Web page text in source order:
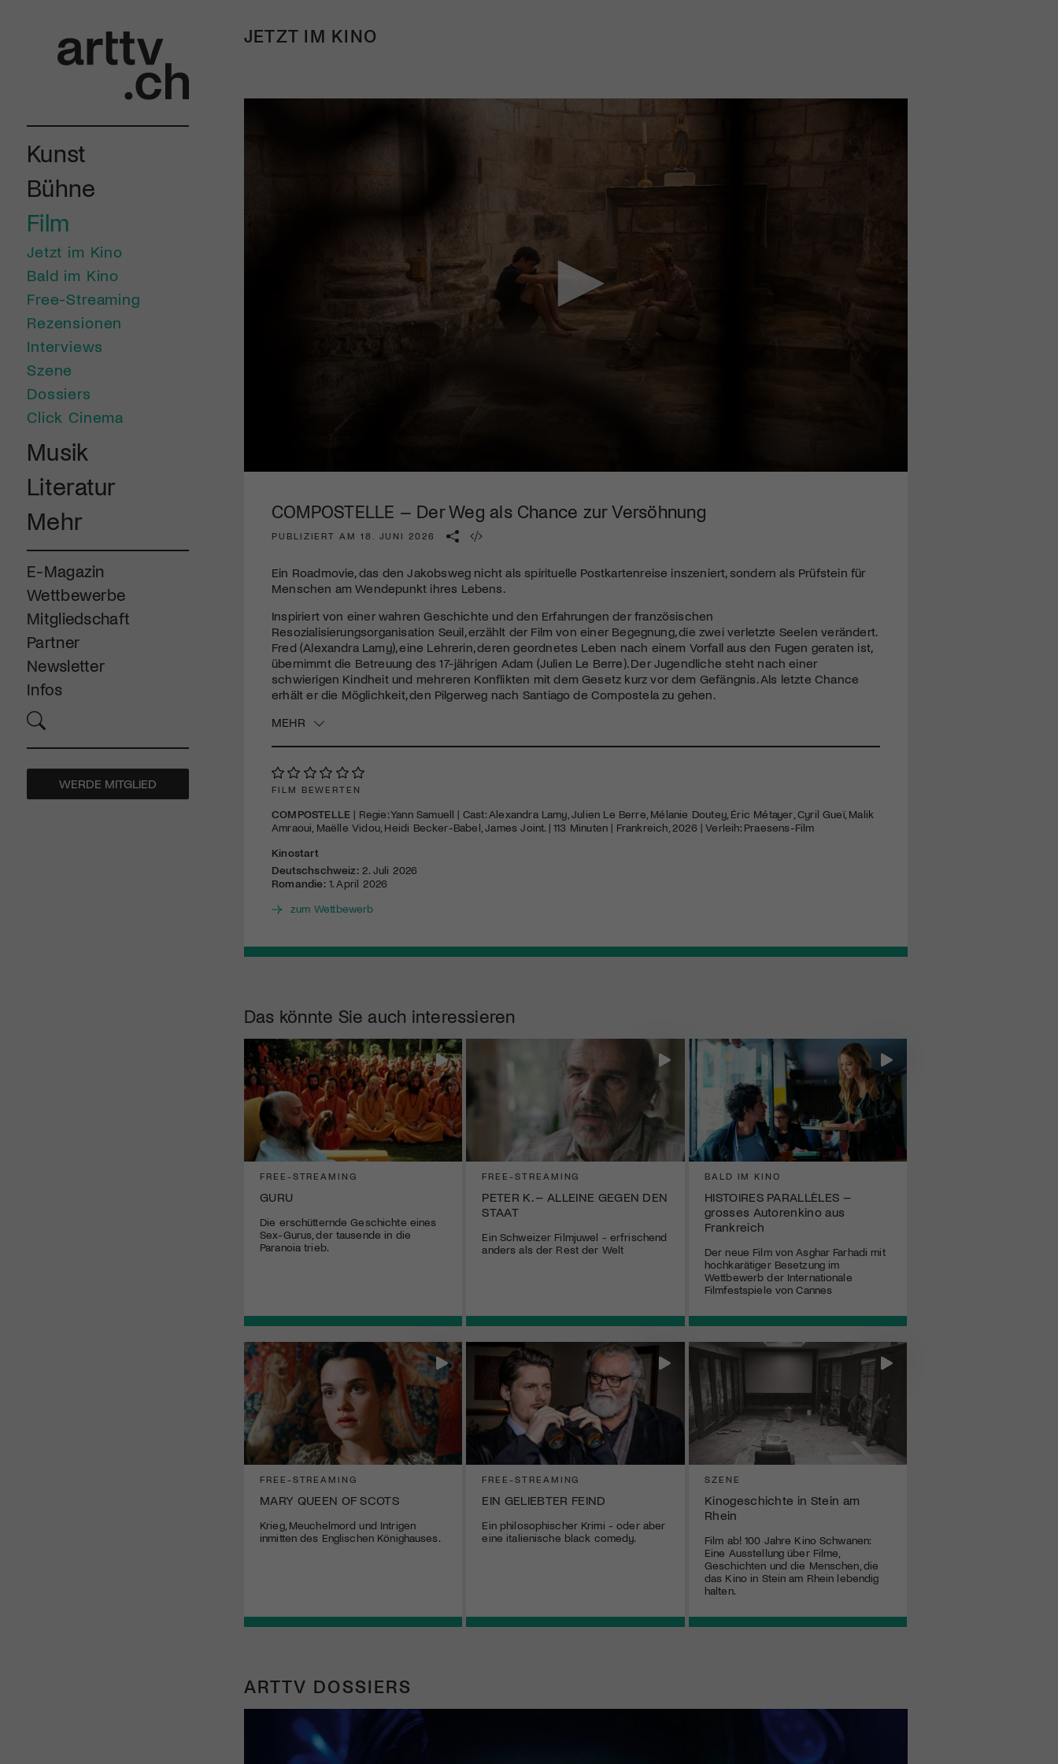
Kunst
Bühne
Film
Jetzt im Kino
Bald im Kino
Free-Streaming
Rezensionen
Interviews
Szene
Dossiers
Click Cinema
Musik
Literatur
Mehr
E-Magazin
Wettbewerbe
Mitgliedschaft
Partner
Newsletter
Infos
WERDE MITGLIED
JETZT IM KINO
Volume
COMPOSTELLE – Der Weg als Chance zur Versöhnung
PUBLIZIERT AM 18. JUNI 2026
Ein Roadmovie, das den Jakobsweg nicht als spirituelle Postkartenreise inszeniert, sondern als Prüfstein für
Menschen am Wendepunkt ihres Lebens.
Inspiriert von einer wahren Geschichte und den Erfahrungen der französischen
Resozialisierungsorganisation Seuil, erzählt der Film von einer Begegnung, die zwei verletzte Seelen verändert.
Fred (Alexandra Lamy), eine Lehrerin, deren geordnetes Leben nach einem Vorfall aus den Fugen geraten ist,
übernimmt die Betreuung des 17-jährigen Adam (Julien Le Berre). Der Jugendliche steht nach einer
schwierigen Kindheit und mehreren Konflikten mit dem Gesetz kurz vor dem Gefängnis. Als letzte Chance
erhält er die Möglichkeit, den Pilgerweg nach Santiago de Compostela zu gehen.
MEHR
FILM BEWERTEN
COMPOSTELLE | Regie: Yann Samuell | Cast: Alexandra Lamy, Julien Le Berre, Mélanie Doutey, Éric Métayer, Cyril Gueï, Malik
Amraoui, Maëlle Vidou, Heidi Becker-Babel, James Joint. | 113 Minuten | Frankreich, 2026 | Verleih: Praesens-Film
Kinostart
Deutschschweiz:2. Juli 2026
Romandie:1. April 2026
zum Wettbewerb
Das könnte Sie auch interessieren
FREE-STREAMING
GURU
Die erschütternde Geschichte eines
Sex-Gurus, der tausende in die
Paranoia trieb.
FREE-STREAMING
PETER K. – ALLEINE GEGEN DEN
STAAT
Ein Schweizer Filmjuwel - erfrischend
anders als der Rest der Welt
BALD IM KINO
HISTOIRES PARALLÈLES –
grosses Autorenkino aus
Frankreich
Der neue Film von Asghar Farhadi mit
hochkarätiger Besetzung im
Wettbewerb der Internationale
Filmfestspiele von Cannes
FREE-STREAMING
MARY QUEEN OF SCOTS
Krieg, Meuchelmord und Intrigen
inmitten des Englischen Könighauses.
FREE-STREAMING
EIN GELIEBTER FEIND
Ein philosophischer Krimi - oder aber
eine italienische black comedy.
SZENE
Kinogeschichte in Stein am
Rhein
Film ab! 100 Jahre Kino Schwanen:
Eine Ausstellung über Filme,
Geschichten und die Menschen, die
das Kino in Stein am Rhein lebendig
halten.
ARTTV DOSSIERS
Mach mit: «Be Part of the Art»!
Engagiere dich als Kulturliebhaber:in, Kulturschaffende(r) oder